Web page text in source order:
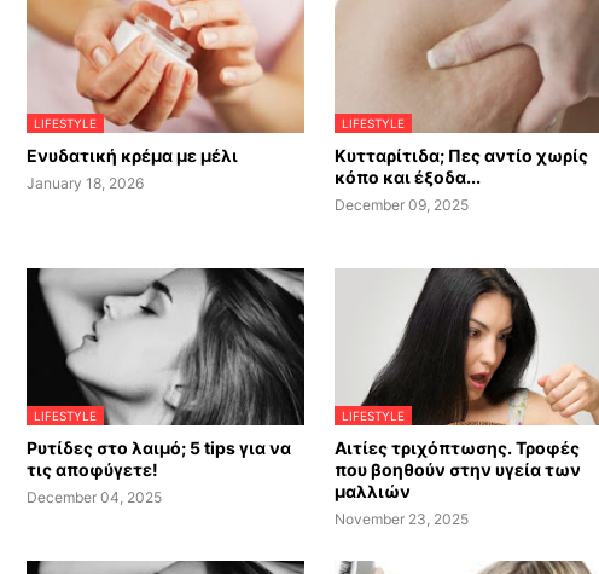
LIFESTYLE
Ενυδατική κρέμα με μέλι
January 18, 2026
LIFESTYLE
Κυτταρίτιδα; Πες αντίο χωρίς
κόπο και έξοδα...
December 09, 2025
LIFESTYLE
Ρυτίδες στο λαιμό; 5 tips για να
τις αποφύγετε!
December 04, 2025
LIFESTYLE
Αιτίες τριχόπτωσης. Τροφές
που βοηθούν στην υγεία των
μαλλιών
November 23, 2025